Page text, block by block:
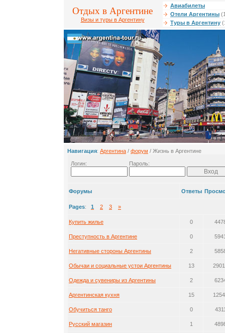
Отдых в Аргентине
Визы и туры в Аргентину
Авиабилеты
Отели Аргентины
Туры в Аргентину
Навигация: Аргентина / форум / Жизнь в Аргентине
Логин: Пароль:
Форумы Ответы
Pages: 1 2 3 »
Купить жилье 0
Преступность в Аргентине 0
Негативные стороны Аргентины 2
Обычаи и социальные устои Аргентины 13
Одежда и сувениры из Аргентины 2
Аргентинская кухня 15
Обучиться танго 0
Русский магазин 1